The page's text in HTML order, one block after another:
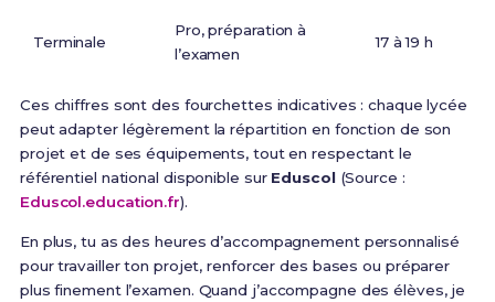
Terminale
Pro, préparation à
l’examen
17 à 19 h
Ces chiffres sont des fourchettes indicatives : chaque lycée
peut adapter légèrement la répartition en fonction de son
projet et de ses équipements, tout en respectant le
référentiel national disponible sur Eduscol(Source :
Eduscol.education.fr).
En plus, tu as des heures d’accompagnement personnalisé
pour travailler ton projet, renforcer des bases ou préparer
plus finement l’examen. Quand j’accompagne des élèves, je